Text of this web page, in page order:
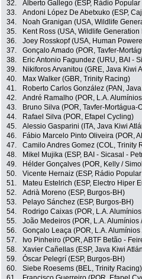
32.
Alberto Gallego (ESP, Rádio
33.
Andoni López De Abetxuko (ESP,
34.
Noah Granigan (USA, Wildlife
35.
Kent Ross (USA, Wildlife
36.
Joey Rosskopf (USA, Human
37.
Gonçalo Amado (POR, Tavfer-
38.
Eric Antonio Fagundez (URU, BAI -
39.
Nikiforos Arvanitou (GRE, Java Kiwi
40.
Max Walker (GBR, Trinity Racing)
41.
Roberto Carlos González (PAN,
42.
André Ramalho (POR, L.A.
43.
Bruno Silva (POR, Tavfer-Mortágua-
44.
Rafael Silva (POR, Efapel Cycling)
45.
Alessio Gasparini (ITA, Java Kiwi
46.
Fábio Marcelo Pinto Oliveira (POR,
47.
Camilo Andres Gomez (COL, Trinity
48.
Mikel Mujika (ESP, BAI - Sicasal -
49.
Hélder Gonçalves (POR, Kelly /
50.
Vicente Hernaiz (ESP, Rádio
51.
Mateu Estelrich (ESP, Electro Hiper
52.
Adrià Moreno (ESP, Burgos-BH)
53.
Pelayo Sánchez (ESP, Burgos-BH)
54.
Rodrigo Caixas (POR, L.A.
55.
João Medeiros (POR, L.A.
56.
Gonçalo Leaça (POR, L.A.
57.
Ivo Pinheiro (POR, ABTF Betão -
58.
Xavier Cañellas (ESP, Java Kiwi
59.
Óscar Pelegrí (ESP, Burgos-BH)
60.
Siebe Roesems (BEL, Trinity Racing)